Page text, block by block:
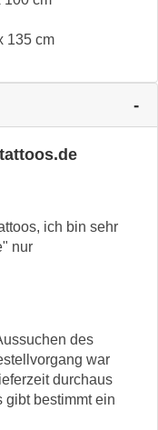
135 cm
ich bin sehr
nur
des
war
durchaus
gibt bestimmt ein